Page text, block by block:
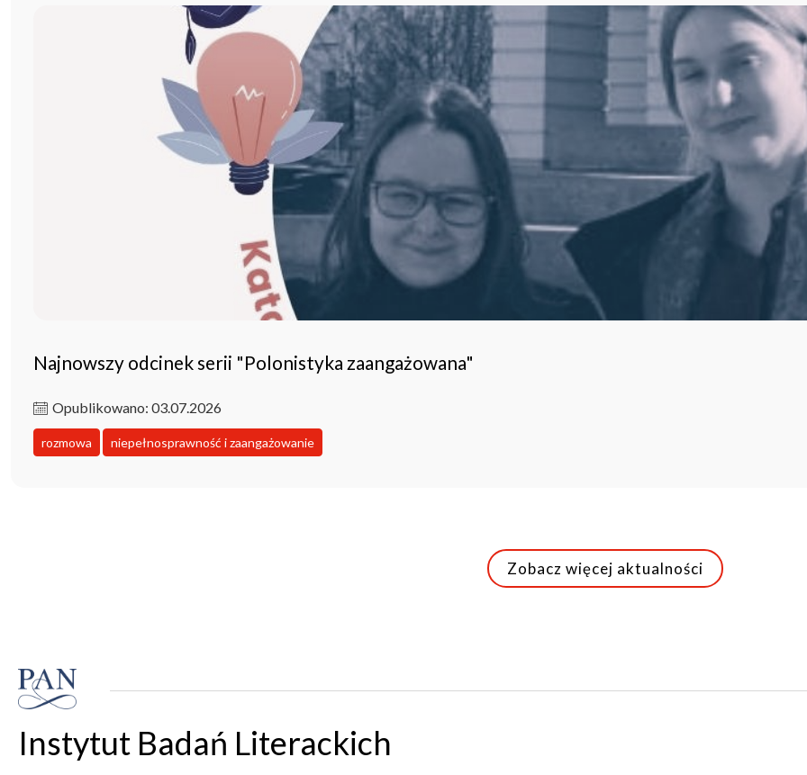
Najnowszy odcinek serii "Polonistyka zaangażowana"
Opublikowano: 03.07.2026
rozmowa niepełnosprawność i zaangażowanie
Zobacz więcej aktualności
Instytut Badań Literackich